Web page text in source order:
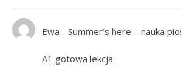
Ewa - Summer’s here – nauka
A1 gotowa lekcja